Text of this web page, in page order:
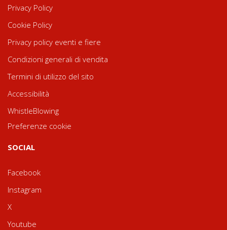
Privacy Policy
Cookie Policy
Privacy policy eventi e fiere
Condizioni generali di vendita
Termini di utilizzo del sito
Accessibilità
WhistleBlowing
Preferenze cookie
SOCIAL
Facebook
Instagram
X
Youtube